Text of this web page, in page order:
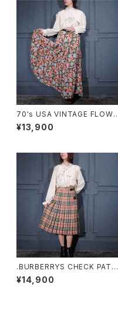
70's USA VINTAGE FLOWE
R PATTRNED COTTON LO
NG SKIRT/70年代アメリカ古
¥13,900
.BURBERRYS CHECK PATT
ERNED WOOL WRAP SKIR
T/バーバリーズチェック柄ウー
¥14,900